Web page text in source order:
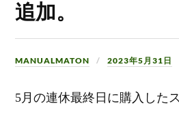
追加。
MANUALMATON 2023年5月31日
5月の連休最終日に購入した